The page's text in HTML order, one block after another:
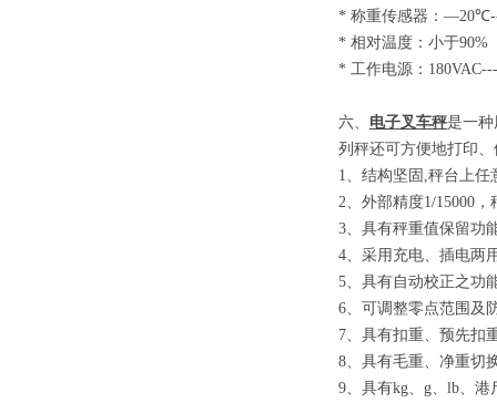
* 称重传感器：
* 相对温度：小于
* 工作电源：
六、 电子叉车秤是一
列秤还可方便地打印
1、结构坚固 ,秤台上任
2、外部精度1/15000
3、具有秤重值保留功
4、采用充电、插电两
5、具有自动校正之功
6、可调整零点范围及
7、具有扣重、预先扣
8、具有毛重、净重切
9、具有kg、 g、 lb、港